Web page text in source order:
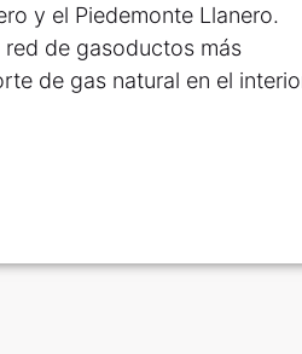
y el Piedemonte Llanero.
de gasoductos más
de gas natural en el